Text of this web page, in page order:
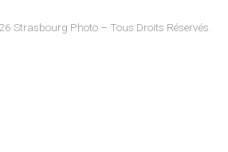
Strasbourg Photo – Tous Droits Réservés.